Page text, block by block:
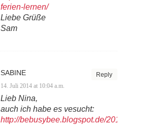
ferien-lernen/
Liebe Grüße
Sam
Reply
SABINE
14. Juli 2014 at 10:04 a.m.
Lieb Nina,
auch ich habe es vesucht:
http://bebusybee.blogspot.de/2014/07/